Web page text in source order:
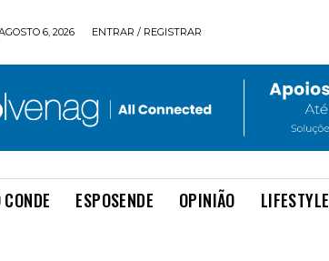
6, 2026 ENTRAR / REGISTRAR
ESPOSENDE OPINIÃO LIFESTYLE